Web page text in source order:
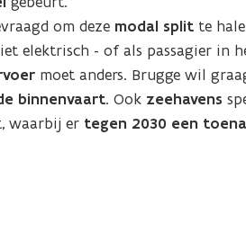
de
afbeelding
voor
een
vergrote
om deze modal split te
elektrisch - of als passagier in
moet anders. Brugge wil
binnenvaart. Ook zeehavens
waarbij er tegen 2030 een